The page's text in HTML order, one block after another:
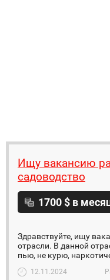
Ищу вакансию
садоводство
1700 $ в
Здравствуйте, ищу
отрасли. В данной
пью, не курю,
12.11.2024